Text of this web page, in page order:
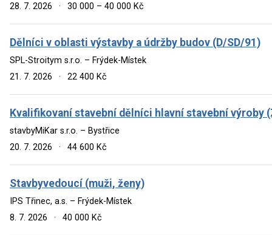
28. 7. 2026
· 30 000 – 40 000 Kč
Dělníci v oblasti výstavby a údržby budov (D/SD/91)
SPL-Stroitym s.r.o. – Frýdek-Místek
21. 7. 2026
· 22 400 Kč
Kvalifikovaní stavební dělníci hlavní stavební výroby
stavbyMiKar s.r.o. – Bystřice
20. 7. 2026
· 44 600 Kč
Stavbyvedoucí (muži, ženy)
IPS Třinec, a.s. – Frýdek-Místek
8. 7. 2026
· 40 000 Kč